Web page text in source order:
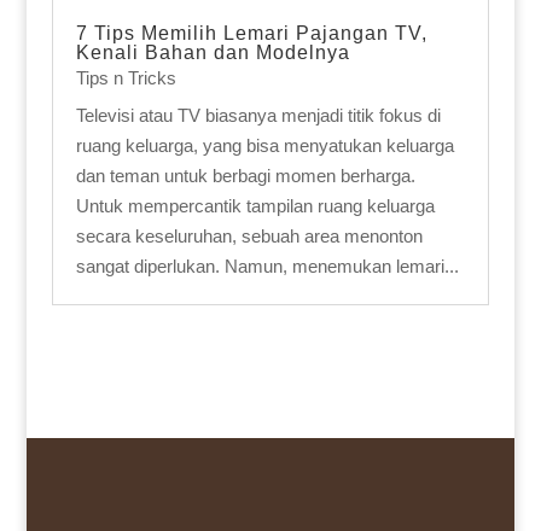
7 Tips Memilih Lemari Pajangan TV,
Kenali Bahan dan Modelnya
Tips n Tricks
Televisi atau TV biasanya menjadi titik fokus di
ruang keluarga, yang bisa menyatukan keluarga
dan teman untuk berbagi momen berharga.
Untuk mempercantik tampilan ruang keluarga
secara keseluruhan, sebuah area menonton
sangat diperlukan. Namun, menemukan lemari...